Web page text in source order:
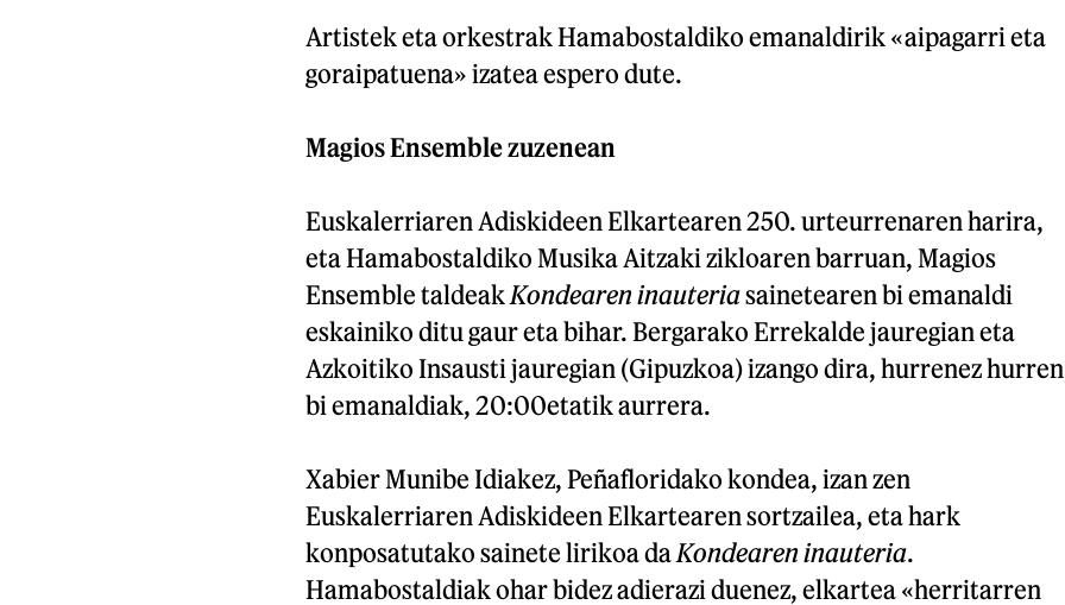
Artistek eta orkestrak Hamabostaldiko emanaldirik «aipagarri eta
goraipatuena» izatea espero dute.
Magios Ensemble zuzenean
Euskalerriaren Adiskideen Elkartearen 250. urteurrenaren harira,
eta Hamabostaldiko Musika Aitzaki zikloaren barruan, Magios
Ensemble taldeak Kondearen inauteriasainetearen bi emanaldi
eskainiko ditu gaur eta bihar. Bergarako Errekalde jauregian eta
Azkoitiko Insausti jauregian (Gipuzkoa) izango dira, hurrenez
bi emanaldiak, 20:00etatik aurrera.
Xabier Munibe Idiakez, Peñafloridako kondea, izan zen
Euskalerriaren Adiskideen Elkartearen sortzailea, eta hark
konposatutako sainete lirikoa da Kondearen inauteria.
Hamabostaldiak ohar bidez adierazi duenez, elkartea «herritarren